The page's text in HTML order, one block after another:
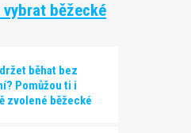
vybrat běžecké
běhat bez
Pomůžou ti i
zvolené běžecké